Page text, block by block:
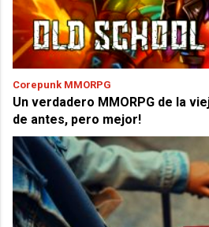
Corepunk MMORPG
Un verdadero MMORPG de la
de antes, pero mejor!